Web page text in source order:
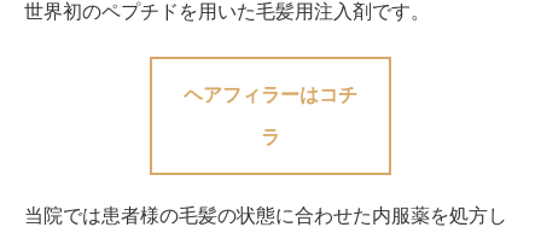
世界初のペプチドを用いた毛髪用注入剤です。
ヘアフィラーはコチ
ラ
当院では患者様の毛髪の状態に合わせた内服薬を処方し